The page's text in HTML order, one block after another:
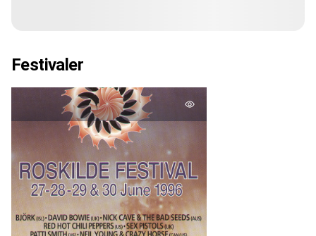
Festivaler